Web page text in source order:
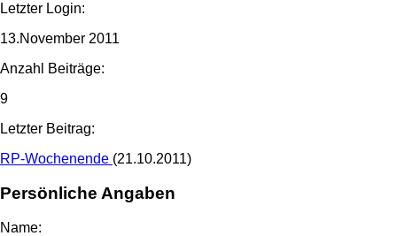
Letzter Login:
13.November 2011
Anzahl Beiträge:
9
Letzter Beitrag:
RP-Wochenende (21.10.2011)
Persönliche Angaben
Name: